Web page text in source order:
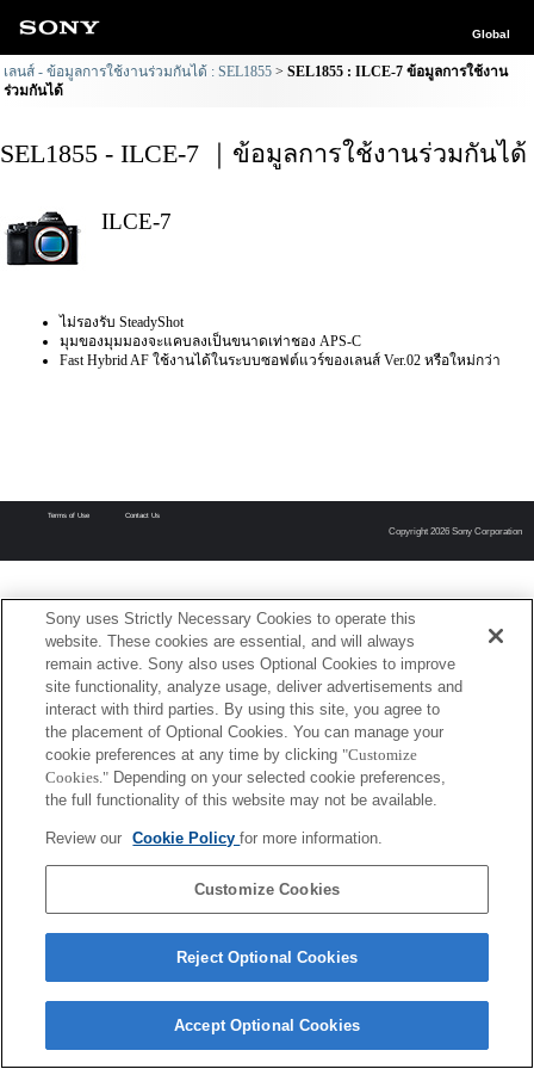
Global
เลนส์ - ข้อมูลการใช้งานร่วมกันได้ : SEL1855
SEL1855 : ILCE-7 ข้อมูลการใช้งาน
ร่วมกันได้
SEL1855 - ILCE-7 ｜ข้อมูลการใช้งานร่วมกันได้
ILCE-7
ไม่รองรับ SteadyShot
มุมของมุมมองจะแคบลงเป็นขนาดเท่าชอง APS-C
Fast Hybrid AF ใช้งานได้ในระบบซอฟต์แวร์ของเลนส์ Ver.02 หรือใหม่กว่า
Terms of Use Contact Us
Copyright 2026 Sony Corporation
Sony uses Strictly Necessary Cookies to operate this
website. These cookies are essential, and will always
remain active. Sony also uses Optional Cookies to improve
site functionality, analyze usage, deliver advertisements and
interact with third parties. By using this site, you agree to
the placement of Optional Cookies. You can manage your
cookie preferences at any time by clicking "Customize
Cookies." Depending on your selected cookie preferences,
the full functionality of this website may not be available.
Review our Cookie Policyfor more information.
Customize Cookies
Reject Optional Cookies
Accept Optional Cookies